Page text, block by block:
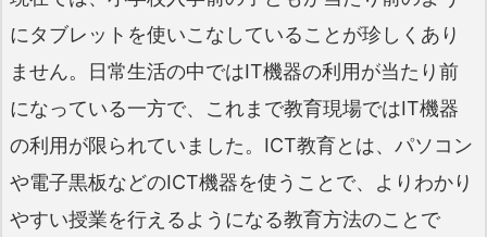
にタブレットを使いこなしていることが珍しくあり
ません。日常生活の中ではIT機器の利用が当たり前
になっている一方で、これまで教育現場ではIT機器
の利用が限られていました。ICT教育とは、パソコン
や電子黒板などのICT機器を使うことで、よりわかり
やすい授業を行えるようになる教育方法のことで